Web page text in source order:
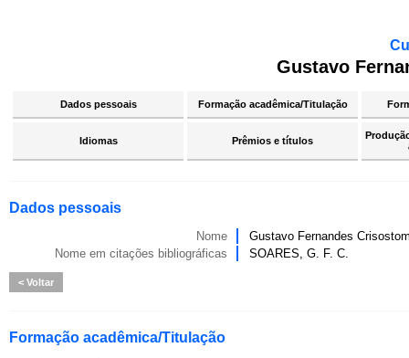
Gustavo
Dados pessoais Formação acadêmica/Titulação
Idiomas Prêmios e títulos
Dados pessoais
Nome
Gustavo Fernandes
Nome em citações bibliográficas
SOARES, G. F. C.
Voltar
Formação acadêmica/Titulação